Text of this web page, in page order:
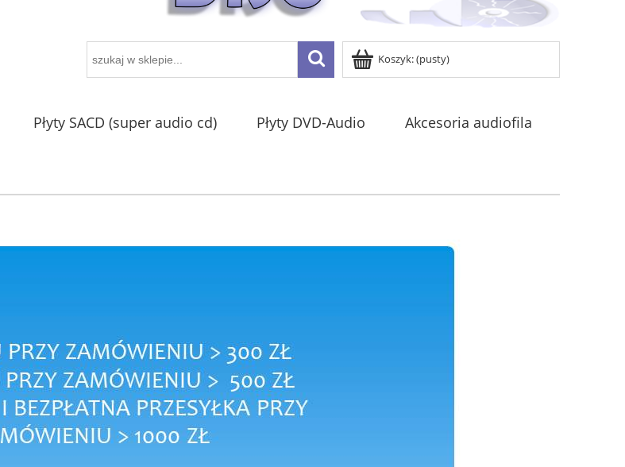
Koszyk:(pusty)
Płyty SACD (super audio cd) Płyty DVD-Audio Akcesoria audiofila